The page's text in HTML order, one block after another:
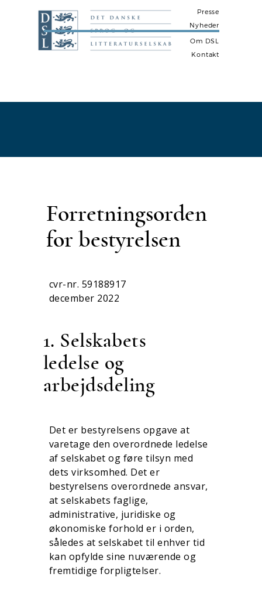
Presse
Nyheder
Om DSL
Kontakt
g
Forretningsorden
for bestyrelsen
cvr-nr. 59188917
december 2022
1. Selskabets
ledelse og
arbejdsdeling
Det er bestyrelsens opgave at
varetage den overordnede ledelse
af selskabet og føre tilsyn med
dets virk­somhed. Det er
bestyrelsens overordnede ansvar,
at selskabets faglige,
administrative, juridiske og
økonomiske forhold er i orden,
således at selskabet til enhver tid
kan opfylde sine nuværende og
fremtidige forpligtelser.